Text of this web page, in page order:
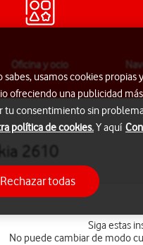
Oficina y ocio
2610
Siga estas
No puede cambiar de modo
sabes, usamos cookies
ofreciendo una publicidad
tu consentimiento sin
política de cookies.Y aquí
Rechazar todas